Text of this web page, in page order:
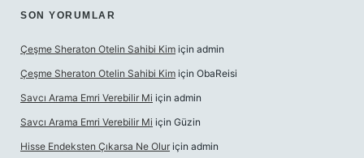
SON YORUMLAR
Çeşme Sheraton Otelin Sahibi Kim için admin
Çeşme Sheraton Otelin Sahibi Kim için ObaReisi
Savcı Arama Emri Verebilir Mi için admin
Savcı Arama Emri Verebilir Mi için Güzin
Hisse Endeksten Çıkarsa Ne Olur için admin